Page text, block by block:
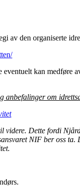
av den organiserte
kan medføre
anbefalinger om
Dette fordi
NIF ber oss